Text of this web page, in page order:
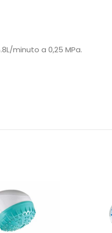
minuto a 0,25 MPa.